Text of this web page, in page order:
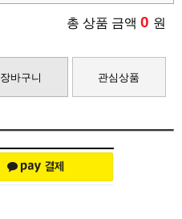
총 상품 금액 0 원
장바구니 관심상품